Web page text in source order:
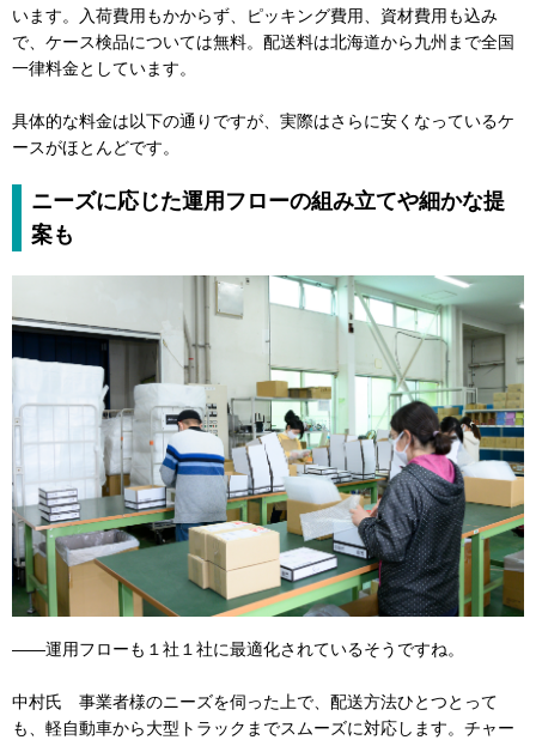
います。入荷費用もかからず、ピッキング費用、資材費用も込み
で、ケース検品については無料。配送料は北海道から九州まで全国
一律料金としています。
具体的な料金は以下の通りですが、実際はさらに安くなっているケ
ースがほとんどです。
ニーズに応じた運用フローの組み立てや細かな提
案も
――運用フローも１社１社に最適化されているそうですね。
中村氏 事業者様のニーズを伺った上で、配送方法ひとつとって
も、軽自動車から大型トラックまでスムーズに対応します。チャー